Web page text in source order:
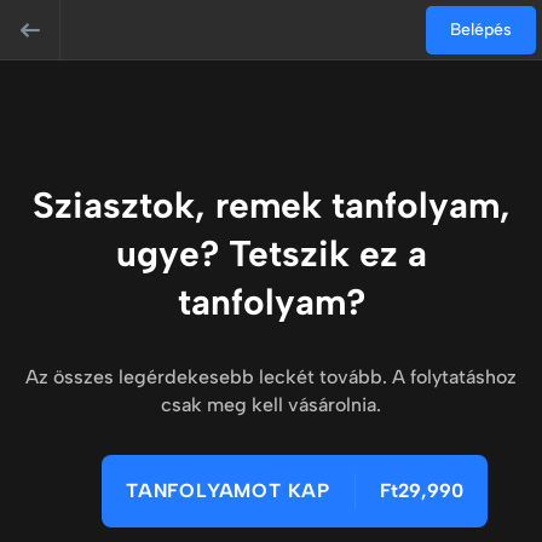
Belépés
Sziasztok, remek tanfolyam,
ugye? Tetszik ez a
tanfolyam?
Az összes legérdekesebb leckét tovább. A folytatáshoz
csak meg kell vásárolnia.
TANFOLYAMOT KAP Ft29,990